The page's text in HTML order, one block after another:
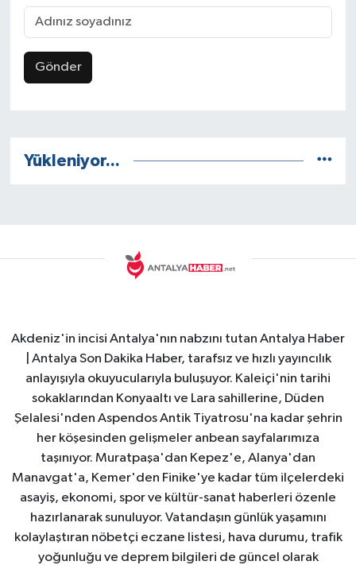
Gönder
Yükleniyor...
Akdeniz'in incisi Antalya'nın nabzını tutan Antalya Haber
| Antalya Son Dakika Haber, tarafsız ve hızlı yayıncılık
anlayışıyla okuyucularıyla buluşuyor. Kaleiçi'nin tarihi
sokaklarından Konyaaltı ve Lara sahillerine, Düden
Şelalesi'nden Aspendos Antik Tiyatrosu'na kadar şehrin
her köşesinden gelişmeler anbean sayfalarımıza
taşınıyor. Muratpaşa'dan Kepez'e, Alanya'dan
Manavgat'a, Kemer'den Finike'ye kadar tüm ilçelerdeki
asayiş, ekonomi, spor ve kültür-sanat haberleri özenle
hazırlanarak sunuluyor. Vatandaşın günlük yaşamını
kolaylaştıran nöbetçi eczane listesi, hava durumu, trafik
yoğunluğu ve deprem bilgileri de güncel olarak